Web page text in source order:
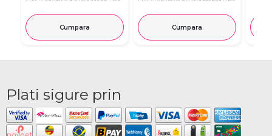
Cumpara Cumpara
Plati sigure prin